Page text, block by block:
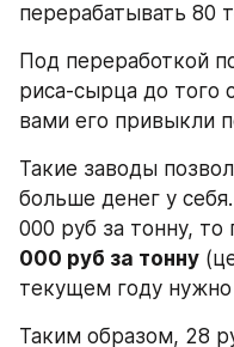
перерабатывать 80
Под переработкой
риса-сырца до того
вами его привыкли
Такие заводы
больше денег у
000 руб за тонну,
000 руб за тонну
текущем году нужно
Таким образом, 28